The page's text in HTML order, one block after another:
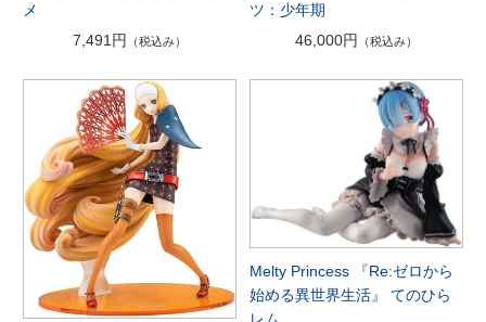
メ
7,491円
（税込み）
ツ：少年期
46,000円
（税込み）
Melty Princess 『Re:ゼロから
始める異世界生活』 てのひら
レム